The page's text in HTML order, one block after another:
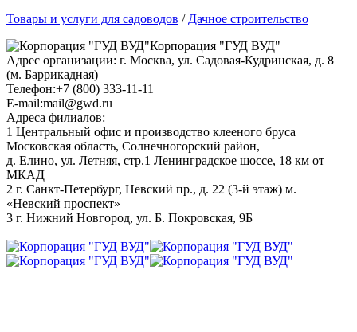
Товары и услуги для садоводов /Дачное строительство
Корпорация "ГУД ВУД"
Адрес организации: г. Москва, ул. Садовая-Кудринская, д. 8
(м. Баррикадная)
Телефон:+7 (800) 333-11-11
E-mail:mail@gwd.ru
Адреса филиалов:
1 Центральный офис и производство клееного бруса
Московская область, Солнечногорский район,
д. Елино, ул. Летняя, стр.1 Ленинградское шоссе, 18 км от
МКАД
2 г. Санкт-Петербург, Невский пр., д. 22 (3-й этаж) м.
«Невский проспект»
3 г. Нижний Новгород, ул. Б. Покровская, 9Б